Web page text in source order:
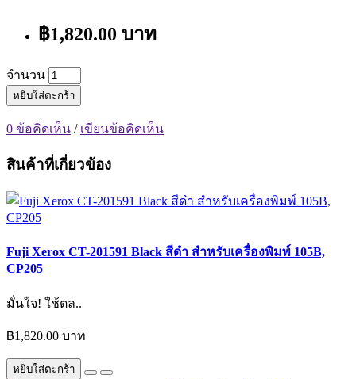
฿1,820.00 บาท
จำนวน
หยิบใส่ตะกร้า
0 ข้อคิดเห็น / เขียนข้อคิดเห็น
สินค้าที่เกี่ยวข้อง
Fuji Xerox CT-201591 Black สีดำ สำหรับเครื่องพิมพ์ 105B,
CP205
มั่นใจ! ใช้ตล..
฿1,820.00 บาท
หยิบใส่ตะกร้า